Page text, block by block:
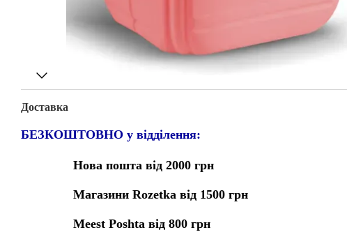
Доставка
БЕЗКОШТОВНО у відділення:
Нова пошта від 2000 грн
Магазини Rozetka від 1500 грн
Meest Poshta від 800 грн